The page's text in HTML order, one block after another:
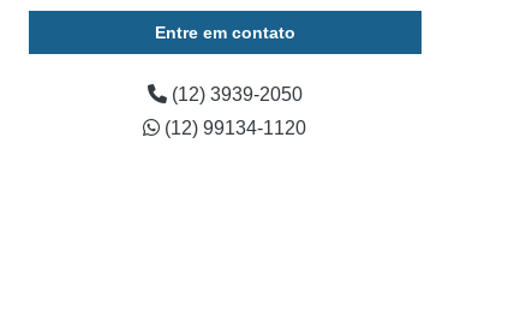
Exames Laboratoriais para Pets
Laboratório para Animais
Entre em contato
(12) 3939-2050
(12) 99134-1120